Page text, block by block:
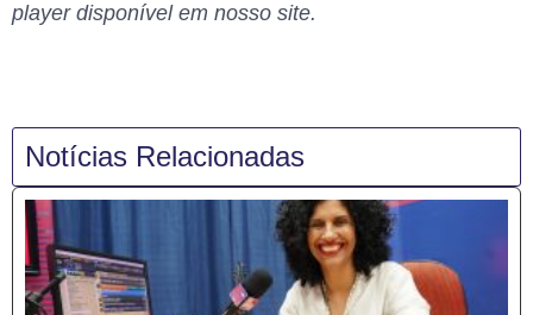
player disponível em nosso site.
Notícias Relacionadas